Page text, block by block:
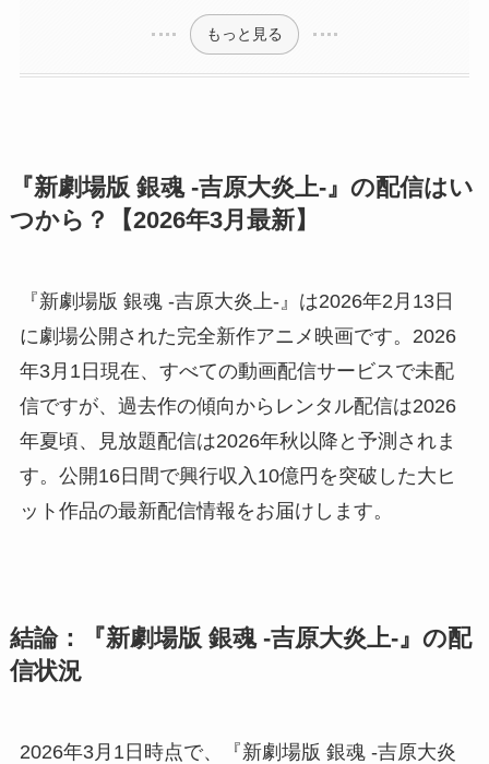
もっと見る
『新劇場版 銀魂 -吉原大炎上-』の配信はい
つから？【2026年3月最新】
『新劇場版 銀魂 -吉原大炎上-』は2026年2月13日
に劇場公開された完全新作アニメ映画です。2026
年3月1日現在、すべての動画配信サービスで未配
信ですが、過去作の傾向からレンタル配信は2026
年夏頃、見放題配信は2026年秋以降と予測されま
す。公開16日間で興行収入10億円を突破した大ヒ
ット作品の最新配信情報をお届けします。
結論：『新劇場版 銀魂 -吉原大炎上-』の配
信状況
2026年3月1日時点で、『新劇場版 銀魂 -吉原大炎